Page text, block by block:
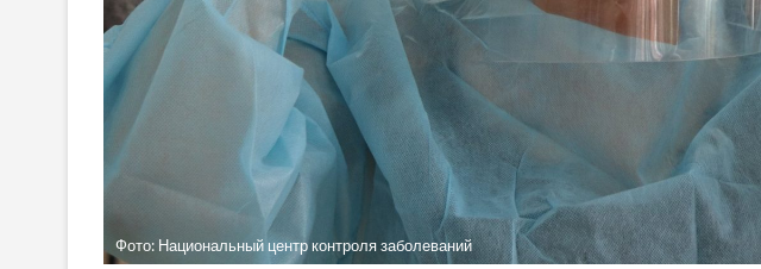
Фото: Национальный центр контроля заболеваний